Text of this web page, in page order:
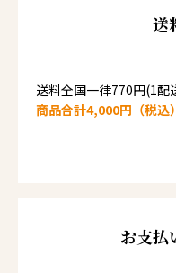
送
送料全国一律770円(1配
商品合計4,000円（税込
お支払